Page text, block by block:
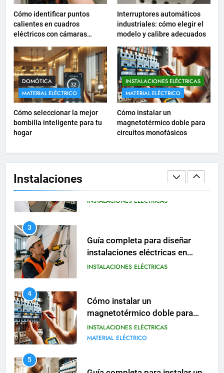
Cómo identificar puntos
calientes en cuadros
eléctricos con cámaras
Interruptores automáticos
industriales: cómo elegir el
modelo y calibre adecuados
DOMÓTICA
MATERIAL ELÉCTRICO
Cómo seleccionar la mejor
bombilla inteligente para tu
hogar
INSTALACIONES ELÉCTRICAS
MATERIAL ELÉCTRICO
Cómo instalar un
magnetotérmico doble para
circuitos monofásicos
Instalaciones
18
Cómo realizar un proyecto de
instalación eléctrica en casa.
INSTALACIONES ELÉCTRICAS
1
Guía práctica para diseñar
instalaciones eléctricas en
oficinas
INSTALACIONES ELÉCTRICAS
tensión en instalaciones
eléctricas residenciales
3
instalaciones eléctricas en
oficinas modernas
INSTALACIONES ELÉCTRICAS
4
magnetotérmico doble para
circuitos monofásicos
INSTALACIONES ELÉCTRICAS
MATERIAL ELÉCTRICO
5
cuadro eléctrico modular en